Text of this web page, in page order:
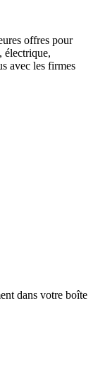
offres pour
électrique,
avec les firmes
dans votre boîte